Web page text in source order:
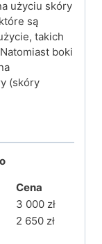
użyciu skóry
są
takich
boki
(skóry
Cena
3 000 zł
2 650 zł